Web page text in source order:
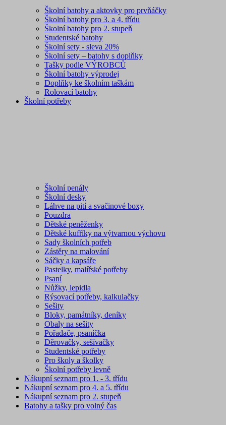
Školní batohy a aktovky pro prvňáčky
Školní batohy pro 3. a 4. třídu
Školní batohy pro 2. stupeň
Studentské batohy
Školní sety - sleva 20%
Školní sety – batohy s doplňky
Tašky podle VÝROBCŮ
Školní batohy výprodej
Doplňky ke školním taškám
Rolovací batohy
Školní potřeby
Školní penály
Školní desky
Láhve na pití a svačinové boxy
Pouzdra
Dětské peněženky
Dětské kufříky na výtvarnou výchovu
Sady školních potřeb
Zástěry na malování
Sáčky a kapsáře
Pastelky, malířské potřeby
Psaní
Nůžky, lepidla
Rýsovací potřeby, kalkulačky
Sešity
Bloky, památníky, deníky
Obaly na sešity
Pořadače, psaníčka
Děrovačky, sešívačky
Studentské potřeby
Pro školy a školky
Školní potřeby levně
Nákupní seznam pro 1. - 3. třídu
Nákupní seznam pro 4. a 5. třídu
Nákupní seznam pro 2. stupeň
Batohy a tašky pro volný čas